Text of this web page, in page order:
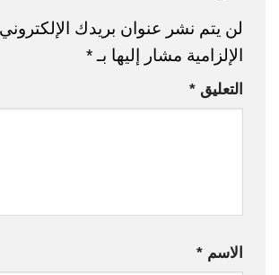
لن يتم نشر عنوان بريدك
الإلزامية مشار إليها بـ*
التعليق *
الاسم *